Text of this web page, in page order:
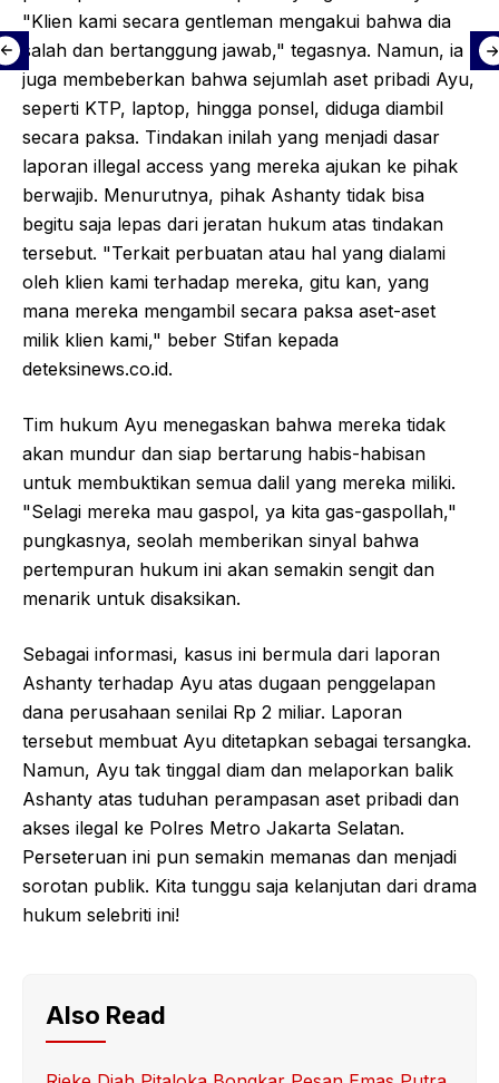
"Klien kami secara gentleman mengakui bahwa dia
salah dan bertanggung jawab," tegasnya. Namun, ia
juga membeberkan bahwa sejumlah aset pribadi Ayu,
seperti KTP, laptop, hingga ponsel, diduga diambil
secara paksa. Tindakan inilah yang menjadi dasar
laporan illegal access yang mereka ajukan ke pihak
berwajib. Menurutnya, pihak Ashanty tidak bisa
begitu saja lepas dari jeratan hukum atas tindakan
tersebut. "Terkait perbuatan atau hal yang dialami
oleh klien kami terhadap mereka, gitu kan, yang
mana mereka mengambil secara paksa aset-aset
milik klien kami," beber Stifan kepada
deteksinews.co.id.
Tim hukum Ayu menegaskan bahwa mereka tidak
akan mundur dan siap bertarung habis-habisan
untuk membuktikan semua dalil yang mereka miliki.
"Selagi mereka mau gaspol, ya kita gas-gaspollah,"
pungkasnya, seolah memberikan sinyal bahwa
pertempuran hukum ini akan semakin sengit dan
menarik untuk disaksikan.
Sebagai informasi, kasus ini bermula dari laporan
Ashanty terhadap Ayu atas dugaan penggelapan
dana perusahaan senilai Rp 2 miliar. Laporan
tersebut membuat Ayu ditetapkan sebagai tersangka.
Namun, Ayu tak tinggal diam dan melaporkan balik
Ashanty atas tuduhan perampasan aset pribadi dan
akses ilegal ke Polres Metro Jakarta Selatan.
Perseteruan ini pun semakin memanas dan menjadi
sorotan publik. Kita tunggu saja kelanjutan dari drama
hukum selebriti ini!
Also Read